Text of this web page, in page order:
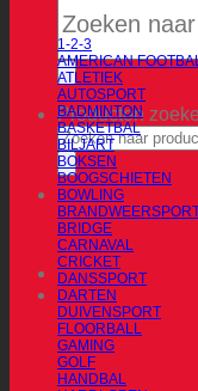
Producten
1-2-3
AMERICAN
ATLETIEK
AUTOSPORT
BADMINTON
BASKETBAL
BILJART
BOKSEN
BOOGSCHIETEN
BOWLING
BRIDGE
CARNAVAL
CRICKET
DANSSPORT
DARTEN
DUIVENSPORT
FLOORBALL
GAMING
GOLF
HANDBAL